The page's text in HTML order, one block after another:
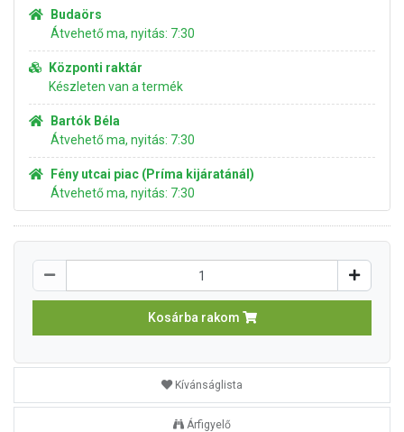
Budaörs
Átvehető ma, nyitás: 7:30
Központi raktár
Készleten van a termék
Bartók Béla
Átvehető ma, nyitás: 7:30
Fény utcai piac (Príma kijáratánál)
Átvehető ma, nyitás: 7:30
Kosárba rakom
Kívánságlista
Árfigyelő